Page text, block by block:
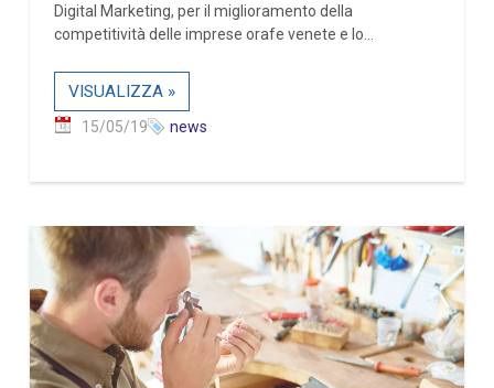
Digital Marketing, per il miglioramento della
competitività delle imprese orafe venete e lo...
VISUALIZZA »
15/05/19 news